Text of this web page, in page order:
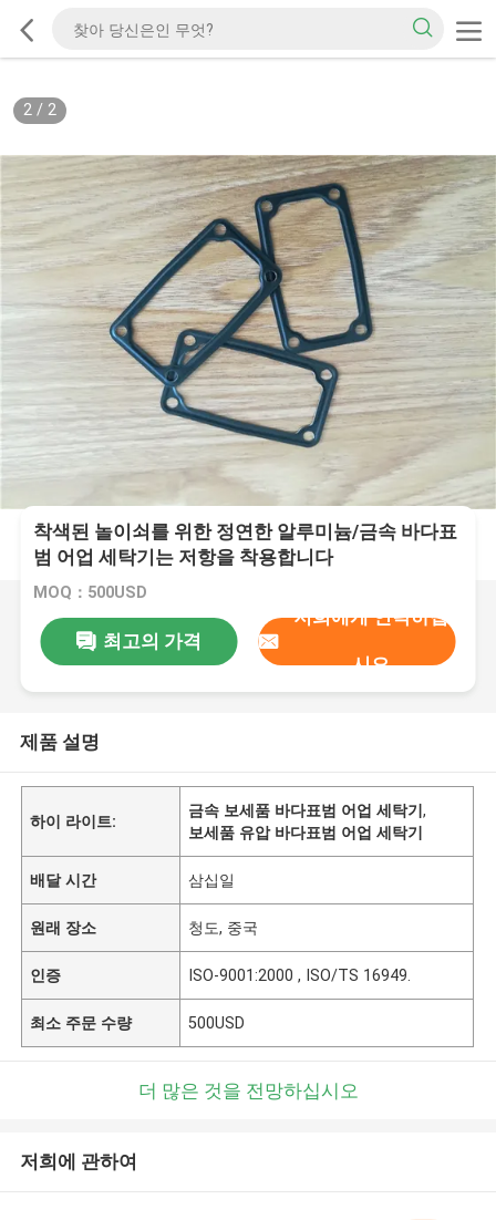
2/ 2
착색된 놀이쇠를 위한 정연한 알루미늄/금속 바다표
범 어업 세탁기는 저항을 착용합니다
MOQ：500USD
최고의 가격
저희에게 연락하십
시오
제품 설명
하이 라이트:
금속 보세품 바다표범 어업 세탁기,
보세품 유압 바다표범 어업 세탁기
배달 시간 삼십일
원래 장소 청도, 중국
인증 ISO-9001:2000 , ISO/TS 16949.
최소 주문 수량 500USD
더 많은 것을 전망하십시오
저희에 관하여